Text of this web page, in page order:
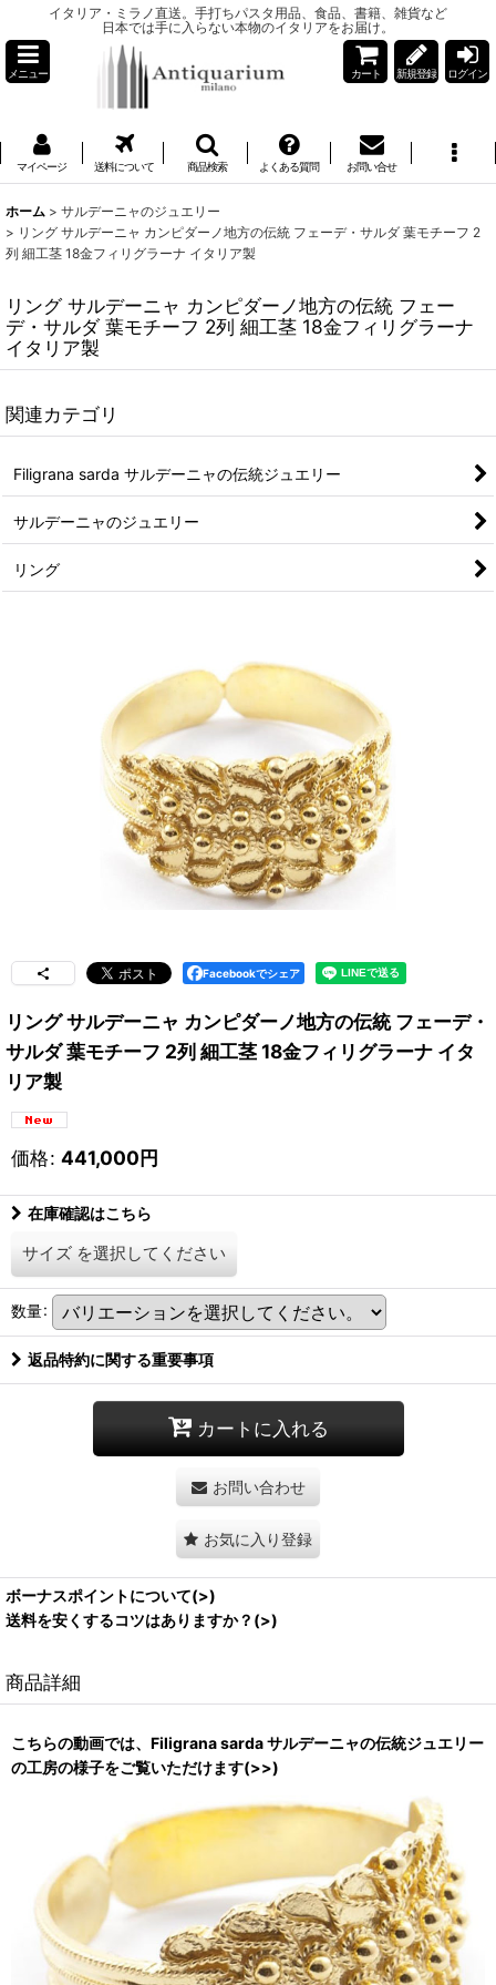
イタリア・ミラノ直送。手打ちパスタ用品、食品、書籍、雑貨など
日本では手に入らない本物のイタリアをお届け。
メニュー カート 新規登録 ログイン
マイページ 送料について 商品検索 よくある質問 お問い合せ
ホーム > サルデーニャのジュエリー
> リング サルデーニャ カンピダーノ地方の伝統 フェーデ・サルダ 葉モチーフ 2
列 細工茎 18金フィリグラーナ イタリア製
リング サルデーニャ カンピダーノ地方の伝統 フェー
デ・サルダ 葉モチーフ 2列 細工茎 18金フィリグラーナ
イタリア製
関連カテゴリ
Filigrana sarda サルデーニャの伝統ジュエリー
サルデーニャのジュエリー
リング
Facebookでシェア
リング サルデーニャ カンピダーノ地方の伝統 フェーデ・
サルダ 葉モチーフ 2列 細工茎 18金フィリグラーナ イタ
リア製
価格: 441,000円
在庫確認はこちら
サイズ を選択してください
数量:
返品特約に関する重要事項
カートに入れる
お問い合わせ
お気に入り登録
ボーナスポイントについて(>)
送料を安くするコツはありますか？(>)
商品詳細
こちらの動画では、Filigrana sarda サルデーニャの伝統ジュエリー
の工房の様子をご覧いただけます(>>)